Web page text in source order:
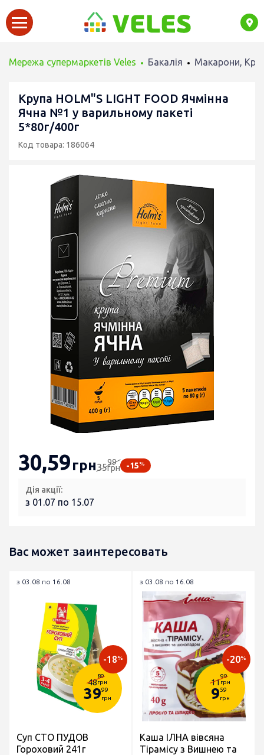
Мережа супермаркетів Veles Бакалія Макарони,
Крупа HOLM"S LIGHT FOOD Ячмінна
Ячна №1 у варильному пакеті
5*80г/400г
Код товара: 186064
30,59грн3599
грн -15%
Дія акції:
з 01.07 по 15.07
Вас может заинтересовать
з 03.08 по 16.08
48
89
грн
3999
грн
-18%
Суп СТО ПУДОВ
Гороховий 241г
з 03.08 по 16.08
11
99
грн
959
грн
-20%
Каша ІЛНА вівсяна
Тірамісу з Вишнею та